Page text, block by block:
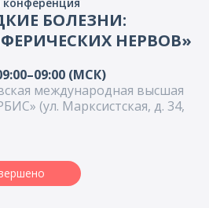
Продукты
Контакты
Обучение
БОЛЕЗНИ:
НЕРВОВ»
(МСК)
международная высшая
(ул. Марксистская, д. 34,